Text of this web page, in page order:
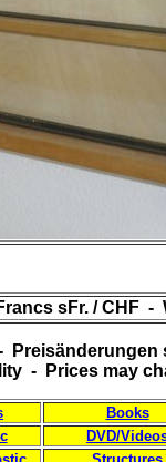
sFr. / CHF -
- Prices may
Books
DVD/